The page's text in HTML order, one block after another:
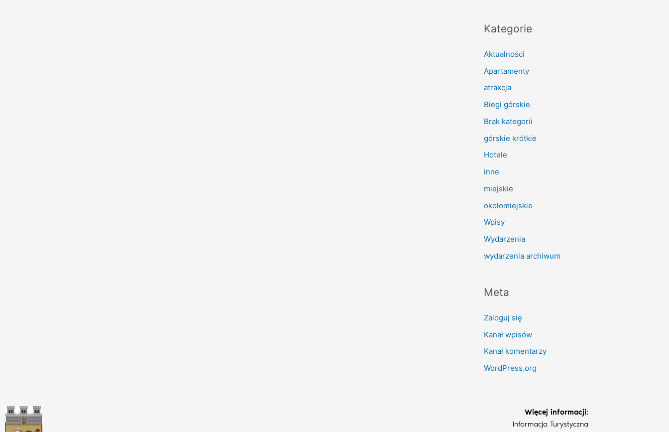
Kategorie
Aktualności
Apartamenty
atrakcja
Biegi górskie
Brak kategorii
górskie krótkie
Hotele
inne
miejskie
okołomiejskie
Wpisy
Wydarzenia
wydarzenia archiwum
Meta
Zaloguj się
Kanał wpisów
Kanał komentarzy
WordPress.org
Więcej informacji:
Informacja Turystyczna